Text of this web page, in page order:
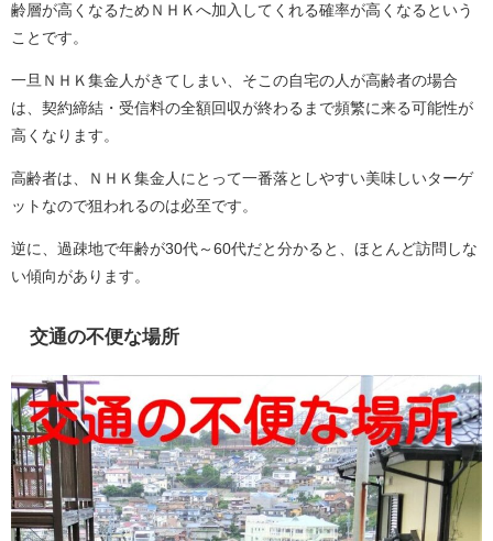
齢層が高くなるためＮＨＫへ加入してくれる確率が高くなるという
ことです。
一旦ＮＨＫ集金人がきてしまい、そこの自宅の人が高齢者の場合
は、契約締結・受信料の全額回収が終わるまで頻繁に来る可能性が
高くなります。
高齢者は、ＮＨＫ集金人にとって一番落としやすい美味しいターゲ
ットなので狙われるのは必至です。
逆に、過疎地で年齢が30代～60代だと分かると、ほとんど訪問しな
い傾向があります。
交通の不便な場所